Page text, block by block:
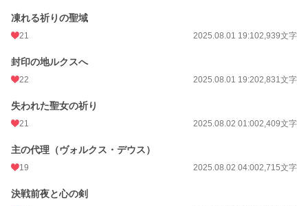
凍れる祈りの聖域
21 2025.08.01 19:102,939文字
封印の地ルクスへ
22 2025.08.01 19:202,831文字
失われた聖女の祈り
21 2025.08.02 01:002,409文字
主の代理（ヴォルクス・デウス）
19 2025.08.02 04:002,715文字
決戦前夜と心の剣